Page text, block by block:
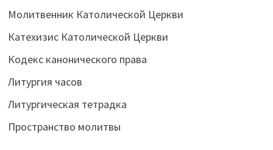
Молитвенник Католической Церкви
Катехизис Католической Церкви
Кодекс канонического права
Литургия часов
Литургическая тетрадка
Пространство молитвы